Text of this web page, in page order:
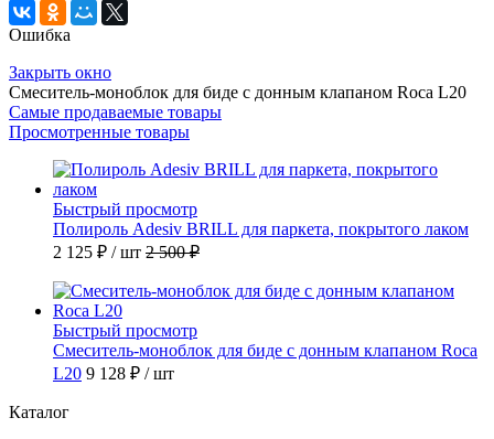
Ошибка
Закрыть окно
Смеситель-моноблок для биде с донным клапаном Roca L20
Самые продаваемые товары
Просмотренные товары
Быстрый просмотр
Полироль Adesiv BRILL для паркета, покрытого лаком
2 125 ₽ / шт 2 500 ₽
Быстрый просмотр
Смеситель-моноблок для биде с донным клапаном Roca
L20 9 128 ₽ / шт
Каталог